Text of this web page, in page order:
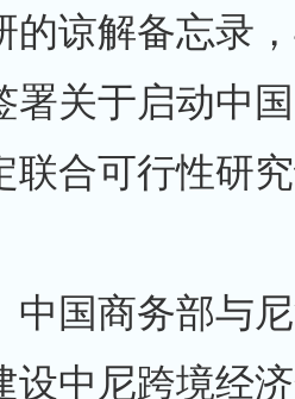
的谅解备忘录
署关于启动中
联合可行性研
国商务部与尼
设中尼跨境经